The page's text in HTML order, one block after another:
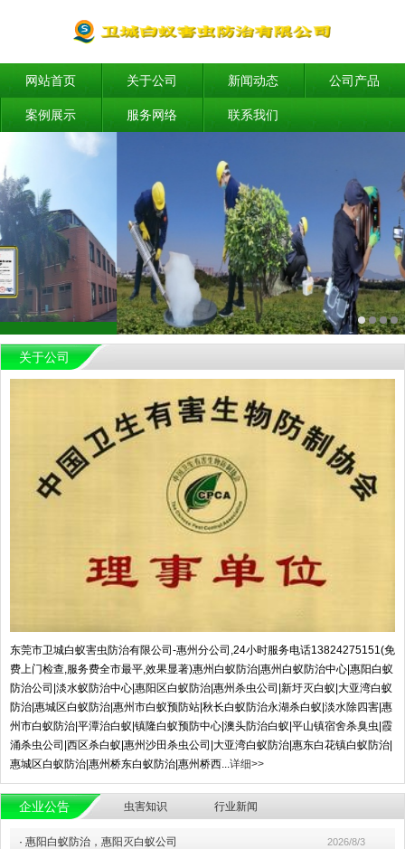
网站首页 关于公司 新闻动态 公司产品
案例展示 服务网络 联系我们
关于公司
东莞市卫城白蚁害虫防治有限公司-惠州分公司,24小时服务电话13824275151(免
费上门检查,服务费全市最平,效果显著)惠州白蚁防治|惠州白蚁防治中心|惠阳白蚁
防治公司|淡水蚁防治中心|惠阳区白蚁防治|惠州杀虫公司|新圩灭白蚁|大亚湾白蚁
防治|惠城区白蚁防治|惠州市白蚁预防站|秋长白蚁防治永湖杀白蚁|淡水除四害|惠
州市白蚁防治|平潭治白蚁|镇隆白蚁预防中心|澳头防治白蚁|平山镇宿舍杀臭虫|霞
涌杀虫公司|西区杀白蚁|惠州沙田杀虫公司|大亚湾白蚁防治|惠东白花镇白蚁防治|
惠城区白蚁防治|惠州桥东白蚁防治|惠州桥西... 详细>>
企业公告 虫害知识 行业新闻
· 惠阳白蚁防治，惠阳灭白蚁公司 2026/8/3